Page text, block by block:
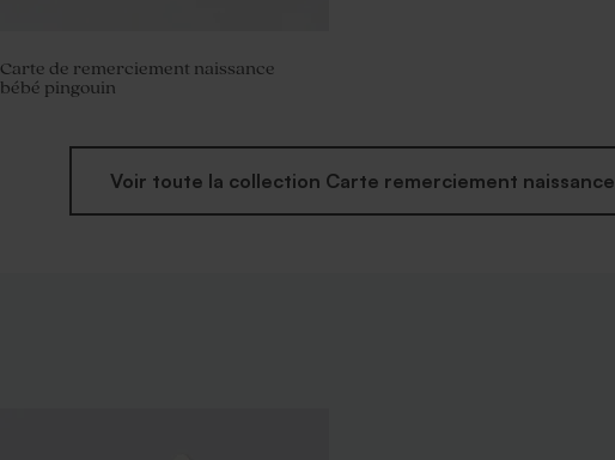
Carte de remerciement naissance
bébé pingouin
Voir toute la collection Carte remerciement naissance